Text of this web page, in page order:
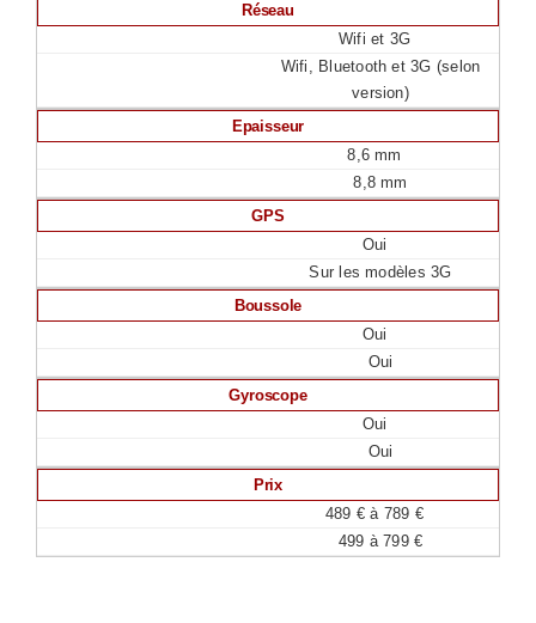
Réseau
Wifi et 3G
Wifi, Bluetooth et 3G (selon
version)
Epaisseur
8,6 mm
8,8 mm
GPS
Oui
Sur les modèles 3G
Boussole
Oui
Oui
Gyroscope
Oui
Oui
Prix
489 € à 789 €
499 à 799 €